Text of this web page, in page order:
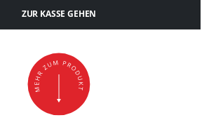
ZUR KASSE GEHEN